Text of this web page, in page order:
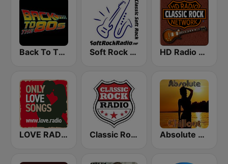
Back To The 80's Radio Soft Rock Radio HD Radio - Classic Rock
LOVE RADIO www.LOVE.radio Classic Rock Radio Absolute Chillout